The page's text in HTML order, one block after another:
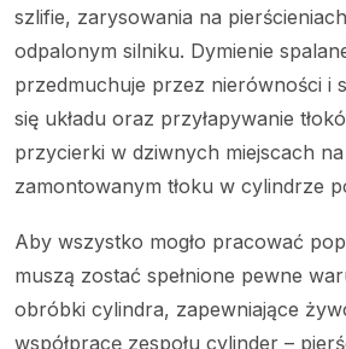
szlifie, zarysowania na
odpalonym silniku. Dymienie
przedmuchuje przez nierówności i
się układu oraz przyłapywanie
przycierki w dziwnych miejscach
zamontowanym tłoku w cylindrze
Aby wszystko mogło pracować
muszą zostać spełnione pewne
obróbki cylindra, zapewniające
współpracę zespołu cylinder –